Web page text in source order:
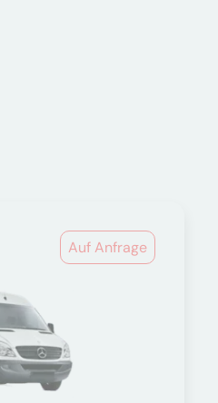
Auf Anfrage